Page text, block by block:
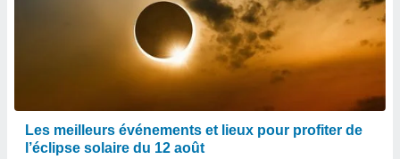
Les meilleurs événements et lieux pour profiter de
l’éclipse solaire du 12 août